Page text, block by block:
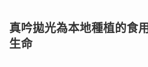
真吟拋光為本地種植的食
生命